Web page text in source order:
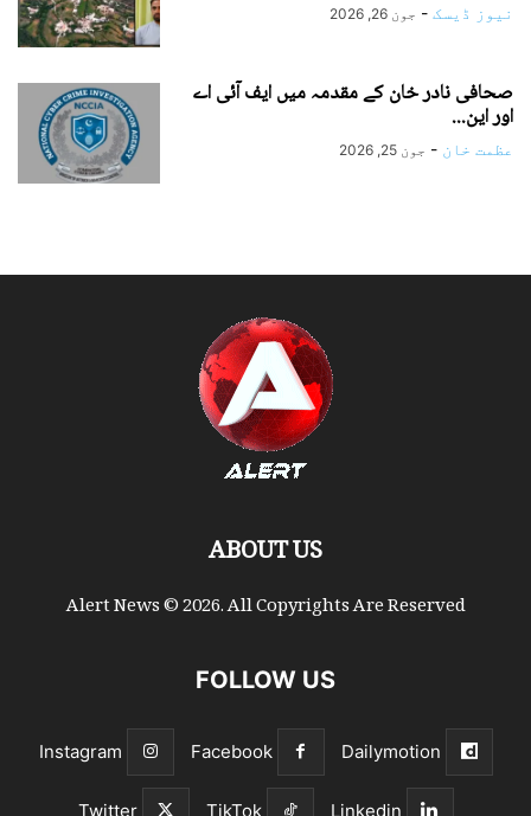
نیوز ڈیسک - جون 26, 2026
صحافی نادر خان کے مقدمہ میں ایف آئی اے
اور این...
عظمت خان - جون 25, 2026
ABOUT US
Alert News © 2026. All Copyrights Are Reserved
FOLLOW US
Dailymotion
Facebook
Instagram
Linkedin
TikTok
Twitter